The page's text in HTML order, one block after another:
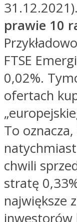
31.12.2021).
prawie 10
FTSE
0,02%.
ofertach
To
chwili
stratę
największe